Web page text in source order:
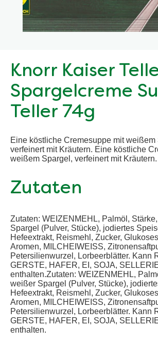
Knorr Kaiser
Spargelcreme
Teller 74g
Eine köstliche Cremesuppe mit weißem
verfeinert mit Kräutern. Eine köstliche
weißem Spargel, verfeinert mit Kräutern.
Zutaten
Zutaten: WEIZENMEHL, Palmöl,
Spargel (Pulver, Stücke), jodiertes
Hefeextrakt, Reismehl, Zucker,
Aromen, MILCHEIWEISS,
Petersilienwurzel, Lorbeerblätter. Kann
GERSTE, HAFER, EI, SOJA,
enthalten.Zutaten: WEIZENMEHL,
weißer Spargel (Pulver, Stücke),
Hefeextrakt, Reismehl, Zucker,
Aromen, MILCHEIWEISS,
Petersilienwurzel, Lorbeerblätter. Kann
GERSTE, HAFER, EI, SOJA,
enthalten.